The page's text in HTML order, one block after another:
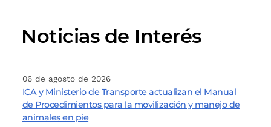
Noticias de Interés
06 de agosto de 2026
ICA y Ministerio de Transporte actualizan el Manual
de Procedimientos para la movilización y manejo de
animales en pie